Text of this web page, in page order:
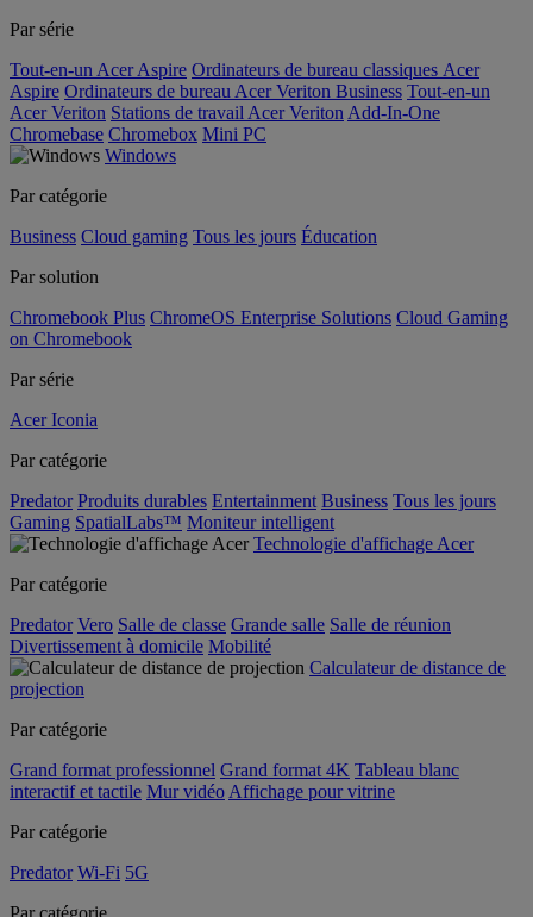
Par série
Tout-en-un Acer Aspire Ordinateurs de bureau classiques Acer
Aspire Ordinateurs de bureau Acer Veriton Business Tout-en-un
Acer Veriton Stations de travail Acer Veriton Add-In-One
Chromebase Chromebox Mini PC
Windows
Par catégorie
Business Cloud gaming Tous les jours Éducation
Par solution
Chromebook Plus ChromeOS Enterprise Solutions Cloud Gaming
on Chromebook
Par série
Acer Iconia
Par catégorie
Predator Produits durables Entertainment Business Tous les jours
Gaming SpatialLabs™ Moniteur intelligent
Technologie d'affichage Acer
Par catégorie
Predator Vero Salle de classe Grande salle Salle de réunion
Divertissement à domicile Mobilité
Calculateur de distance de
projection
Par catégorie
Grand format professionnel Grand format 4K Tableau blanc
interactif et tactile Mur vidéo Affichage pour vitrine
Par catégorie
Predator Wi-Fi 5G
Par catégorie